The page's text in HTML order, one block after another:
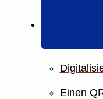
Einen